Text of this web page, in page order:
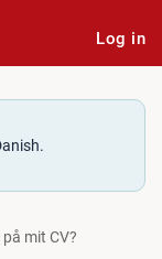
Log in
mit CV?